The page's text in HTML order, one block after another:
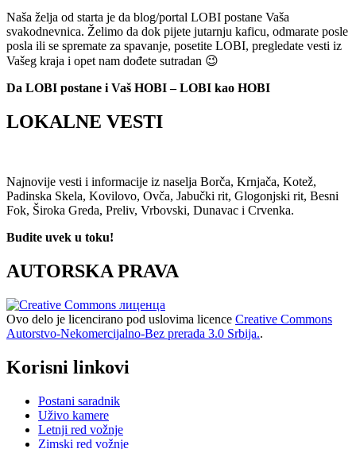
Naša želja od starta je da blog/portal LOBI postane Vaša
svakodnevnica. Želimo da dok pijete jutarnju kaficu, odmarate posle
posla ili se spremate za spavanje, posetite LOBI, pregledate vesti iz
Vašeg kraja i opet nam dođete sutradan 😉
Da LOBI postane i Vaš HOBI – LOBI kao HOBI
LOKALNE VESTI
Najnovije vesti i informacije iz naselja Borča, Krnjača, Kotež,
Padinska Skela, Kovilovo, Ovča, Jabučki rit, Glogonjski rit, Besni
Fok, Široka Greda, Preliv, Vrbovski, Dunavac i Crvenka.
Budite uvek u toku!
AUTORSKA PRAVA
Ovo delo je licencirano pod uslovima licence Creative Commons
Autorstvo-Nekomercijalno-Bez prerada 3.0 Srbija..
Korisni linkovi
Postani saradnik
Uživo kamere
Letnji red vožnje
Zimski red vožnje